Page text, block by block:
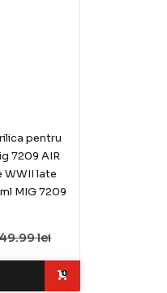
pentru
7209 AIR
WWII late
MIG 7209
49.99 lei